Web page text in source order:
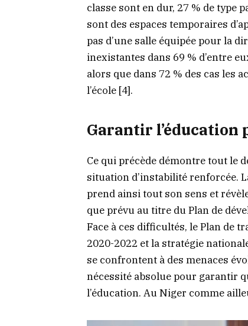
classe sont en dur, 27 % de type
sont des espaces temporaires
pas d’une salle équipée pour la
inexistantes dans 69 % d’entre
alors que dans 72 % des cas les
l’école [4].
Garantir
Ce qui précède démontre tout le
situation d’instabilité renforcée.
prend ainsi tout son sens et
que prévu au titre du Plan de
Face à ces difficultés, le Plan de
2020-2022 et la stratégie
se confrontent à des menaces
nécessité absolue pour garantir
l’éducation. Au Niger comme